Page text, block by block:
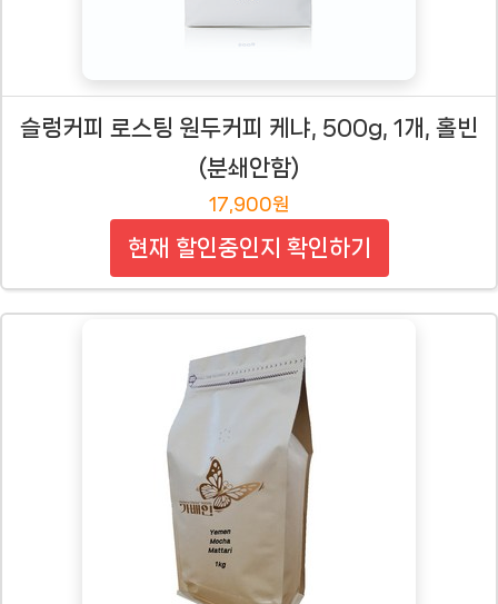
슬렁커피 로스팅 원두커피 케냐, 500g, 1개, 홀빈
(분쇄안함)
17,900원
현재 할인중인지 확인하기